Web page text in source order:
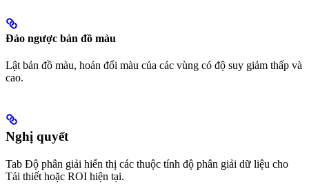
Đảo ngược bản đồ màu
Lật bản đồ màu, hoán đổi màu của các vùng có độ suy giảm thấp và
cao.
Nghị quyết
Tab Độ phân giải hiển thị các thuộc tính độ phân giải dữ liệu cho
Tái thiết hoặc ROI hiện tại.